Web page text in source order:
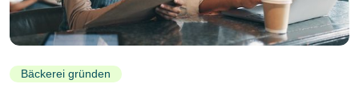
Bäckerei gründen